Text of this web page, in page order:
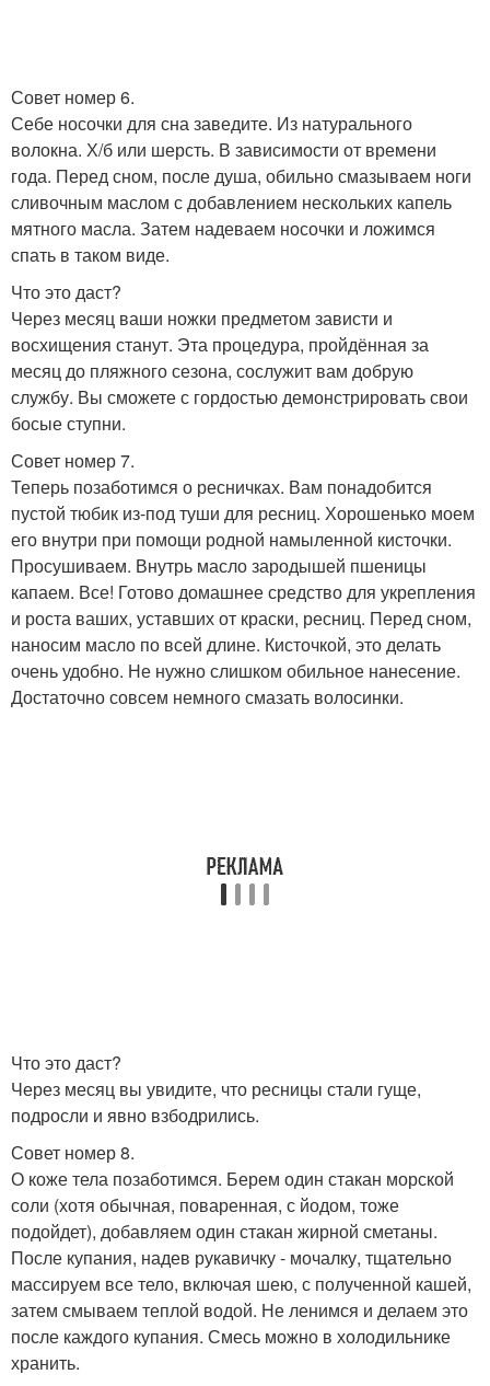
Совет номер 6.
Себе носочки для сна заведите. Из натурального
волокна. Х/б или шерсть. В зависимости от времени
года. Перед сном, после душа, обильно смазываем ноги
сливочным маслом с добавлением нескольких капель
мятного масла. Затем надеваем носочки и ложимся
спать в таком виде.
Что это даст?
Через месяц ваши ножки предметом зависти и
восхищения станут. Эта процедура, пройдённая за
месяц до пляжного сезона, сослужит вам добрую
службу. Вы сможете с гордостью демонстрировать свои
босые ступни.
Совет номер 7.
Теперь позаботимся о ресничках. Вам понадобится
пустой тюбик из-под туши для ресниц. Хорошенько моем
его внутри при помощи родной намыленной кисточки.
Просушиваем. Внутрь масло зародышей пшеницы
капаем. Все! Готово домашнее средство для укрепления
и роста ваших, уставших от краски, ресниц. Перед сном,
наносим масло по всей длине. Кисточкой, это делать
очень удобно. Не нужно слишком обильное нанесение.
Достаточно совсем немного смазать волосинки.
Что это даст?
Через месяц вы увидите, что ресницы стали гуще,
подросли и явно взбодрились.
Совет номер 8.
О коже тела позаботимся. Берем один стакан морской
соли (хотя обычная, поваренная, с йодом, тоже
подойдет), добавляем один стакан жирной сметаны.
После купания, надев рукавичку - мочалку, тщательно
массируем все тело, включая шею, с полученной кашей,
затем смываем теплой водой. Не ленимся и делаем это
после каждого купания. Смесь можно в холодильнике
хранить.